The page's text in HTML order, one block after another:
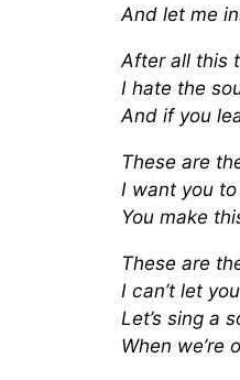
And let me
After all this
I hate the
And if you
These are
I want you
You make
These are
I can’t let
Let’s sing a
When we’re